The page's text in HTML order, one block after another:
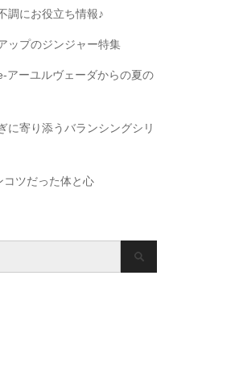
調にお役立ち情報♪
ップのジンジャー特集
アーユルヴェーダからの夏の
に寄り添うバランシングシリ
コツだった体と心